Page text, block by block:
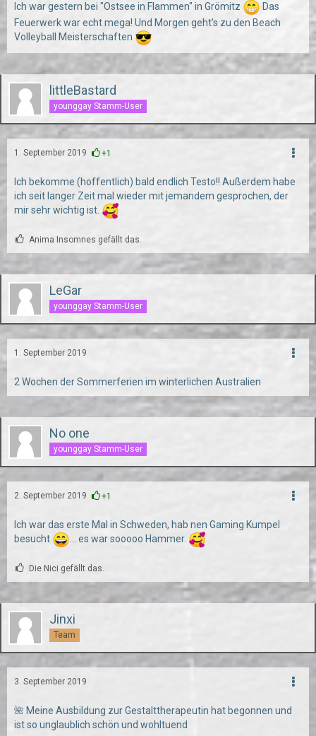
Ich war gestern bei "Ostsee in Flammen" in Grömitz
Das
Feuerwerk war echt mega! Und Morgen geht's zu den Beach
Volleyball Meisterschaften
littleBastard
younggay Stamm-User
1. September 2019 +1
Ich bekomme (hoffentlich) bald endlich Testo!! Außerdem habe
ich seit langer Zeit mal wieder mit jemandem gesprochen, der
mir sehr wichtig ist.
Anima Insomnes gefällt das.
LeGar
younggay Stamm-User
1. September 2019
2 Wochen der Sommerferien im winterlichen Australien
No one
younggay Stamm-User
2. September 2019 +1
Ich war das erste Mal in Schweden, hab nen Gaming Kumpel
besucht
... es war sooooo Hammer.
Die Nici gefällt das.
Jinxi
Team
3. September 2019
🌺 Meine Ausbildung zur Gestalttherapeutin hat begonnen und
ist so unglaublich schön und wohltuend